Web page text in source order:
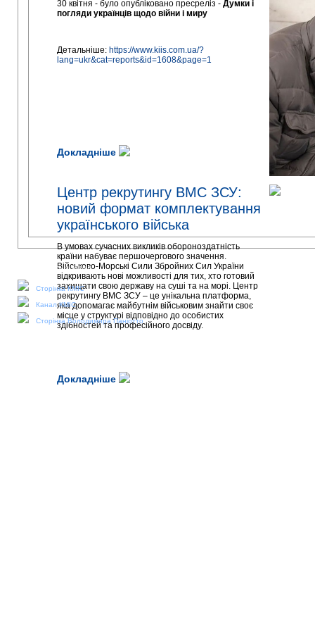
30 квітня - було опубліковано пресреліз - Думки і
погляди українців щодо війни і миру
Детальніше: https://www.kiis.com.ua/?
lang=ukr&cat=reports&id=1608&page=1
Докладніше
Центр рекрутингу ВМС ЗСУ:
новий формат комплектування
українського війська
В умовах сучасних викликів обороноздатність
країни набуває першочергового значення.
Військово-Морські Сили Збройних Сил України
відкривають нові можливості для тих, хто готовий
захищати свою державу на суші та на морі. Центр
рекрутингу ВМС ЗСУ – це унікальна платформа,
яка допомагає майбутнім військовим знайти своє
місце у структурі відповідно до особистих
здібностей та професійного досвіду.
Докладніше
Наші соціальні медіа:
Сторінка КМІС
Канал КМІС
Сторінка Володимира Паніотто